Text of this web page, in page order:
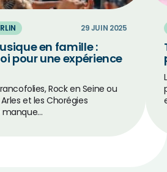
29 JUIN 2025
en famille :
pour une expérience
Rock en Seine ou
et les Chorégies
manque…